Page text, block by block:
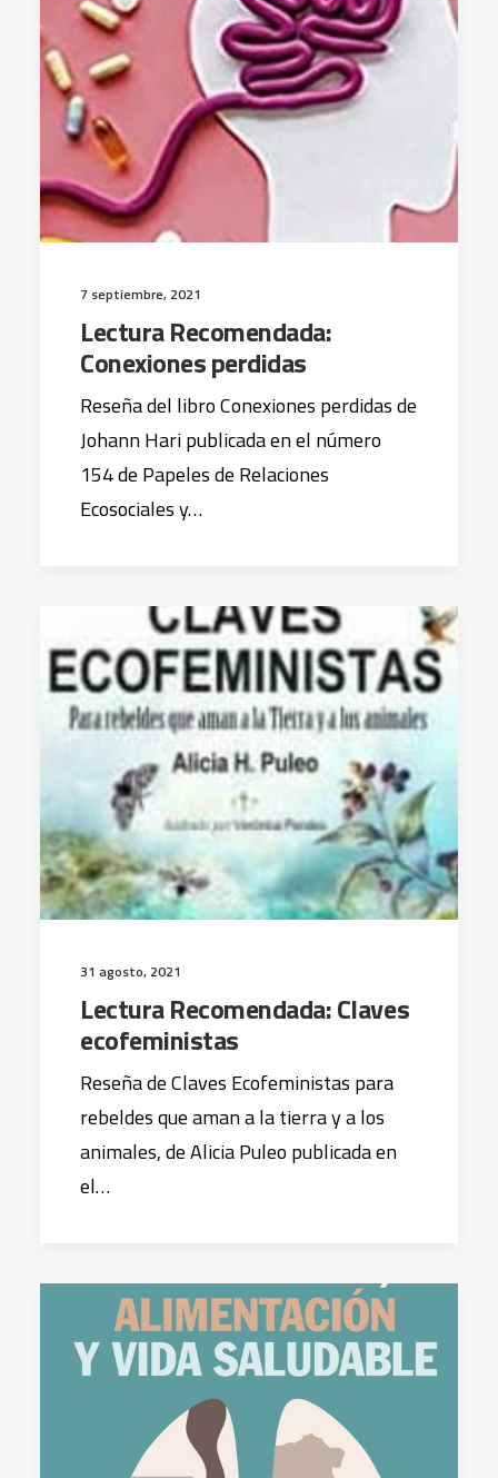
7 septiembre, 2021
Lectura Recomendada:
Conexiones perdidas
Reseña del libro Conexiones perdidas de
Johann Hari publicada en el número
154 de Papeles de Relaciones
Ecosociales y…
31 agosto, 2021
Lectura Recomendada: Claves
ecofeministas
Reseña de Claves Ecofeministas para
rebeldes que aman a la tierra y a los
animales, de Alicia Puleo publicada en
el…